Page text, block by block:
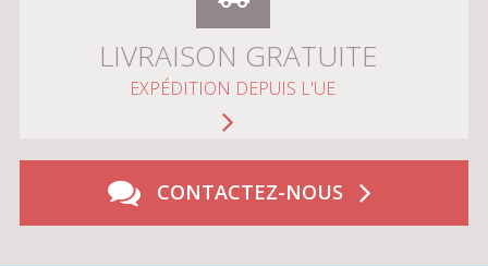
LIVRAISON GRATUITE
EXPÉDITION DEPUIS L'UE
CONTACTEZ-NOUS